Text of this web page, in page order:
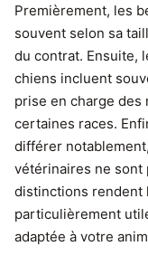
Premièrement, les
souvent selon sa
du contrat. Ensuite,
chiens incluent
prise en charge des
certaines races.
différer
vétérinaires ne sont
distinctions rendent
particulièrement
adaptée à votre